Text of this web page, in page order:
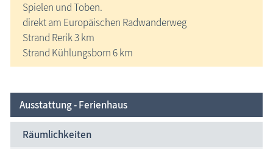
Spielen und Toben.
direkt am Europäischen Radwanderweg
Strand Rerik 3 km
Strand Kühlungsborn 6 km
Ausstattung - Ferienhaus
Räumlichkeiten